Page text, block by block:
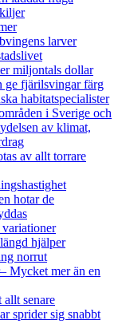
larver
miljontals dollar
ge fjärilsvingar färg
habitatspecialister
i Sverige och
av klimat,
av allt torrare
hotar de
variationer
hjälper
norrut
Mycket mer än en
senare
sprider sig snabbt